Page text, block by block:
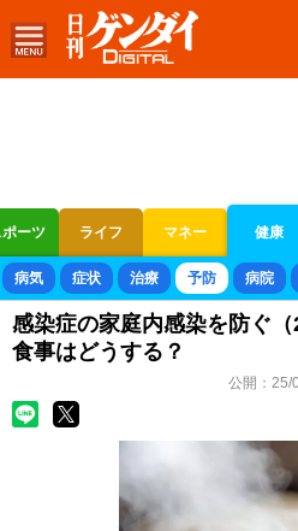
ーツ ライフ マネー 健康
ボートレース 競輪 オートレース
病気 症状 治療 予防 病院
感染症の家庭内感染を防ぐ（
食事はどうする？
公開： 25/